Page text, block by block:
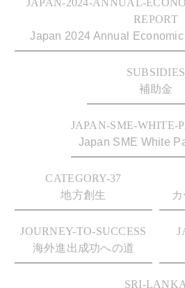
JAPAN-2024-ANNUAL-
REPORT
Japan 2024 Annual
SUBSIDIES
補助金
JAPAN-SME-WHITE-
Japan SME White
CATEGORY-37
地方創生
JOURNEY-TO-SUCCESS
海外進出成功への道
SRI-LANKA